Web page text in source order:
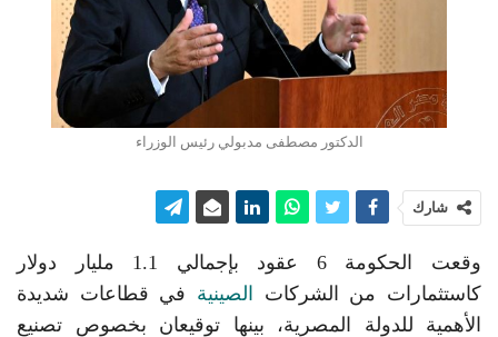
الدكتور مصطفى مدبولي رئيس الوزراء
شارك
وقعت الحكومة 6 عقود بإجمالي 1.1 مليار دولار
كاستثمارات من الشركات الصينية في قطاعات شديدة
الأهمية للدولة المصرية، بينها توقيعان بخصوص تصنيع